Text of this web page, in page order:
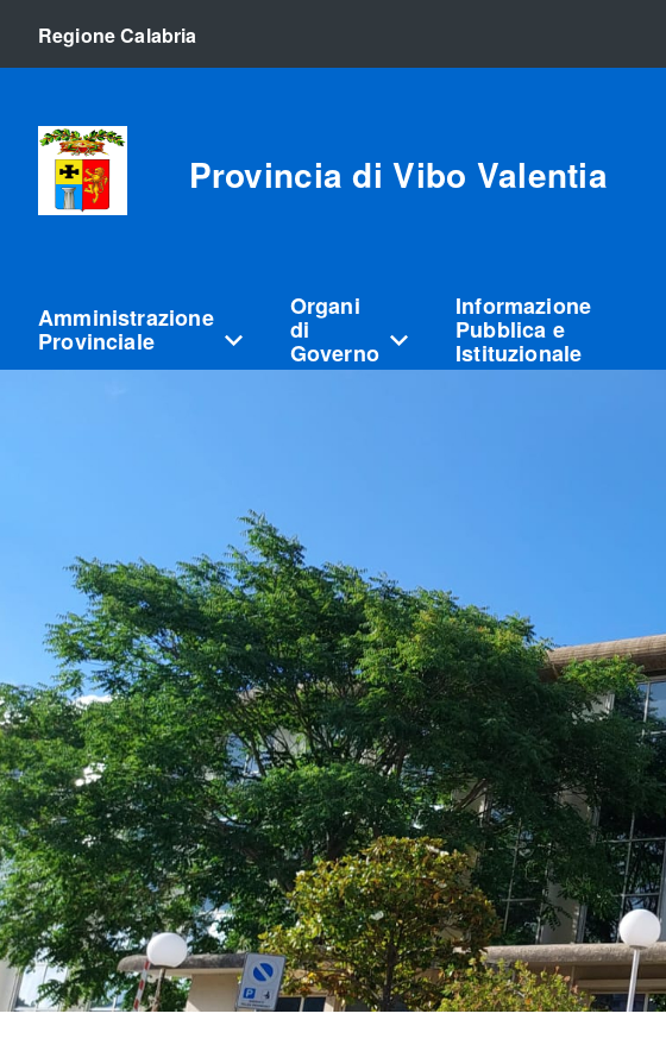
Regione Calabria
Provincia di Vibo Valentia
Amministrazione
Provinciale
Organi
di
Governo
Informazione
Pubblica e
Istituzionale